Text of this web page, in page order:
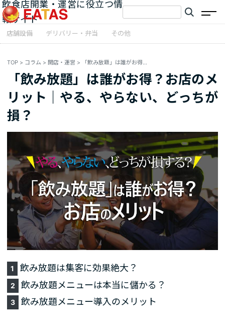
飲食店開業・運営に役立つ情
報サイト
店舗設備 デリバリー・弁当 その他
TOP > コラム > 開店・運営 > 「飲み放題」は誰がお得？お店のメリット｜やる、やらない、どっちが損？
「飲み放題」は誰がお得？お店のメ
リット｜やる、やらない、どっちが
損？
1 飲み放題は集客に効果絶大？
2 飲み放題メニューは本当に儲かる？
3 飲み放題メニュー導入のメリット